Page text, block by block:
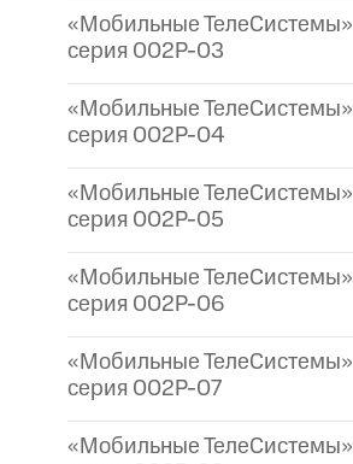
«Мобильные ТелеСистемы»
серия 002P-03
«Мобильные ТелеСистемы»
серия 002P-04
«Мобильные ТелеСистемы»
серия 002P-05
«Мобильные ТелеСистемы»
серия 002P-06
«Мобильные ТелеСистемы»
серия 002P-07
«Мобильные ТелеСистемы»